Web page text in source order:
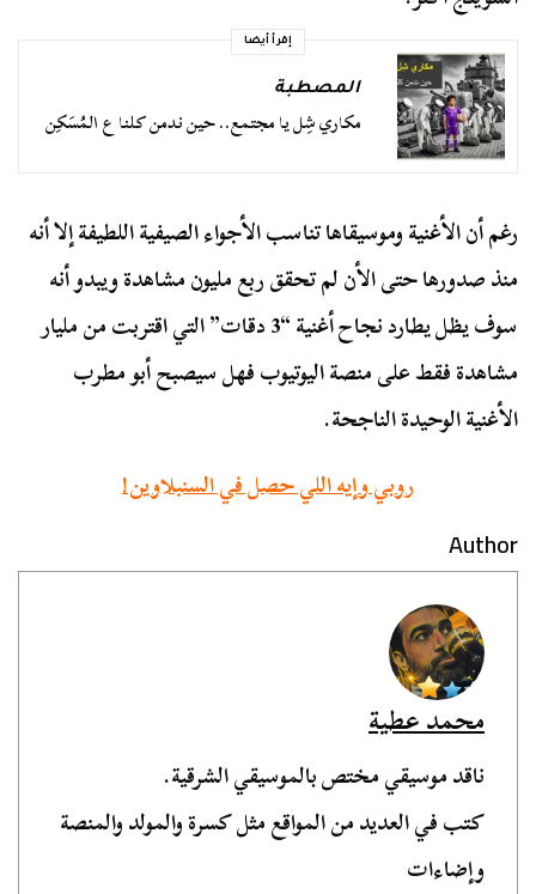
إقرأ أيضا
المصطبة
مكاري شِل يا مجتمع.. حين ندمن كلنا ع المُسَكِن
رغم أن الأغنية وموسيقاها تناسب الأجواء الصيفية اللطيفة إلا أنه
منذ صدورها حتى الأن لم تحقق ربع مليون مشاهدة ويبدو أنه
سوف يظل يطارد نجاح أغنية “3 دقات” التي اقتربت من مليار
مشاهدة فقط على منصة اليوتيوب فهل سيصبح أبو مطرب
الأغنية الوحيدة الناجحة.
روبي وإيه اللي حصل في السنبلاوين!
Author
محمد عطية
ناقد موسيقي مختص بالموسيقي الشرقية.
كتب في العديد من المواقع مثل كسرة والمولد والمنصة
وإضاءات